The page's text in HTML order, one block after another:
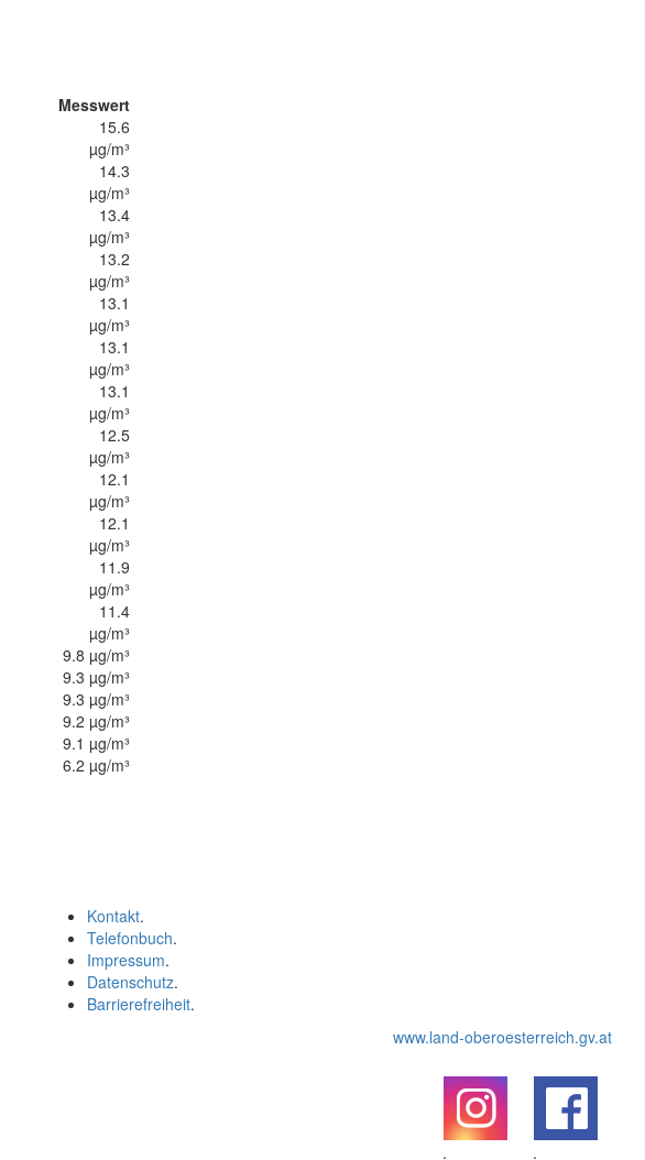
Messwert
15.6
µg/m³
14.3
µg/m³
13.4
µg/m³
13.2
µg/m³
13.1
µg/m³
13.1
µg/m³
13.1
µg/m³
12.5
µg/m³
12.1
µg/m³
12.1
µg/m³
11.9
µg/m³
11.4
µg/m³
9.8 µg/m³
9.3 µg/m³
9.3 µg/m³
9.2 µg/m³
9.1 µg/m³
6.2 µg/m³
Kontakt.
Telefonbuch.
Impressum.
Datenschutz.
Barrierefreiheit.
www.land-oberoesterreich.gv.at
.
.